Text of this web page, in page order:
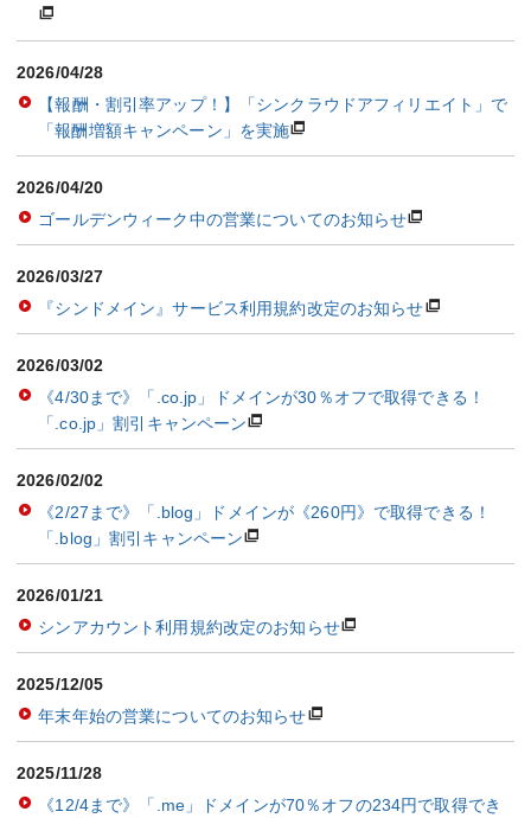
2026/04/28
【報酬・割引率アップ！】「シンクラウドアフィリエイト」で
「報酬増額キャンペーン」を実施
2026/04/20
ゴールデンウィーク中の営業についてのお知らせ
2026/03/27
『シンドメイン』サービス利用規約改定のお知らせ
2026/03/02
《4/30まで》「.co.jp」ドメインが30％オフで取得できる！
「.co.jp」割引キャンペーン
2026/02/02
《2/27まで》「.blog」ドメインが《260円》で取得できる！
「.blog」割引キャンペーン
2026/01/21
シンアカウント利用規約改定のお知らせ
2025/12/05
年末年始の営業についてのお知らせ
2025/11/28
《12/4まで》「.me」ドメインが70％オフの234円で取得でき